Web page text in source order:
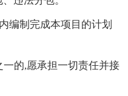
制完成本项目的计划
的,愿承担一切责任并接